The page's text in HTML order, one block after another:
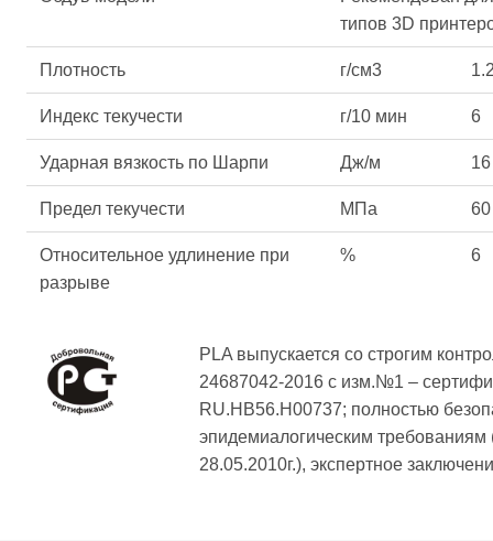
типов 3D
Плотность г/см3
Индекс текучести г/10 мин 6
Ударная вязкость по Шарпи Дж/м 16
Предел текучести МПа 60
Относительное удлинение при
разрыве
% 6
PLA выпускается со строгим
24687042-2016 с изм.№1 –
RU.HB56.H00737; полностью
эпидемиалогическим
28.05.2010г.), экспертное